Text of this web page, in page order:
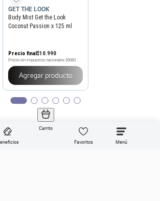
Carrito
Favoritos
GET THE LOOK
Body Mist Get the Look
Coconut Passion x 125 ml
Precio final$10.990
Precio sin impuestos nacionales $9083
Agregar producto